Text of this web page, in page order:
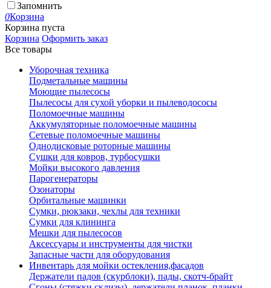
Запомнить
0Корзина
Корзина пуста
Корзина Оформить заказ
Все товары
Уборочная техника
Подметальные машины
Моющие пылесосы
Пылесосы для сухой уборки и пылеводососы
Поломоечные машины
Аккумуляторные поломоечные машины
Сетевые поломоечные машины
Однодисковые роторные машины
Сушки для ковров, турбосушки
Мойки высокого давления
Парогенераторы
Озонаторы
Орбитальные машинки
Сумки, рюкзаки, чехлы для техники
Сумки для клининга
Мешки для пылесосов
Аксессуары и инструменты для чистки
Запасные части для оборудования
Инвентарь для мойки остекления,фасадов
Держатели падов (скурблоки), пады, скотч-брайт